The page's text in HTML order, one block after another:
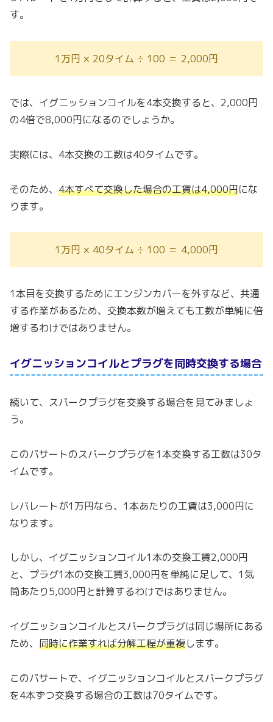
す。
1万円 × 20タイム ÷ 100 ＝ 2,000円
では、イグニッションコイルを4本交換すると、2,000円
の4倍で8,000円になるのでしょうか。
実際には、4本交換の工数は40タイムです。
そのため、 4本すべて交換した場合の工賃は4,000円にな
ります。
1万円 × 40タイム ÷ 100 ＝ 4,000円
1本目を交換するためにエンジンカバーを外すなど、共通
する作業があるため、交換本数が増えても工数が単純に倍
増するわけではありません。
イグニッションコイルとプラグを同時交換する場合
続いて、スパークプラグを交換する場合を見てみましょ
う。
このパサートのスパークプラグを1本交換する工数は30タ
イムです。
レバレートが1万円なら、1本あたりの工賃は3,000円に
なります。
しかし、イグニッションコイル1本の交換工賃2,000円
と、プラグ1本の交換工賃3,000円を単純に足して、1気
筒あたり5,000円と計算するわけではありません。
イグニッションコイルとスパークプラグは同じ場所にある
ため、 同時に作業すれば分解工程が重複します。
このパサートで、イグニッションコイルとスパークプラグ
を4本ずつ交換する場合の工数は70タイムです。